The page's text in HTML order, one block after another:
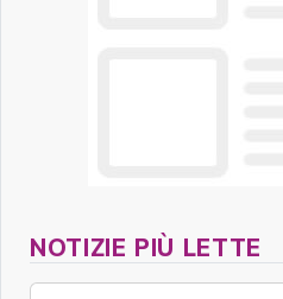
NOTIZIE PIÙ LETTE